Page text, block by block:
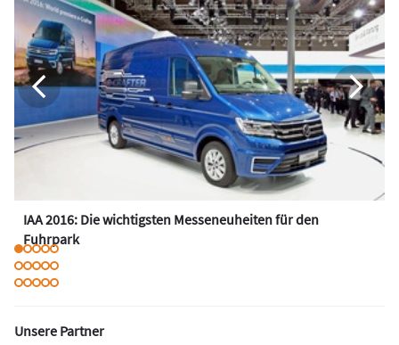
IAA 2016: Die wichtigsten Messeneuheiten für den
Fuhrpark
Unsere Partner